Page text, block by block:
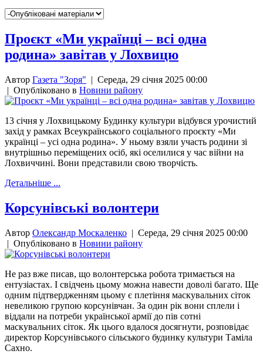
Проєкт «Ми українці – всі одна
родина» завітав у Лохвицю
Автор Газета "Зоря" | Середа, 29 січня 2025 00:00
| Опубліковано в Новини району
13 січня у Лохвицькому Будинку культури відбувся урочистий
захід у рамках Всеукраїнського соціального проєкту «Ми
українці – усі одна родина». У ньому взяли участь родини зі
внутрішньо переміщених осіб, які оселилися у час війни на
Лохвиччині. Вони представили свою творчість.
Детальніше ...
Корсунівські волонтери
Автор Олександр Москаленко | Середа, 29 січня 2025 00:00
| Опубліковано в Новини району
Не раз вже писав, що волонтерська робота тримається на
ентузіастах. І свідчень цьому можна навести доволі багато. Ще
одним підтвердженням цьому є плетіння маскувальних сіток
невеликою групою корсунівчан. За один рік вони сплели і
віддали на потреби української армії до пів сотні
маскувальних сіток. Як цього вдалося досягнути, розповідає
директор Корсунівського сільського будинку культури Таміла
Сахно.